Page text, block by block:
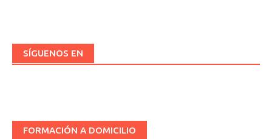
SÍGUENOS EN
FORMACIÓN A DOMICILIO